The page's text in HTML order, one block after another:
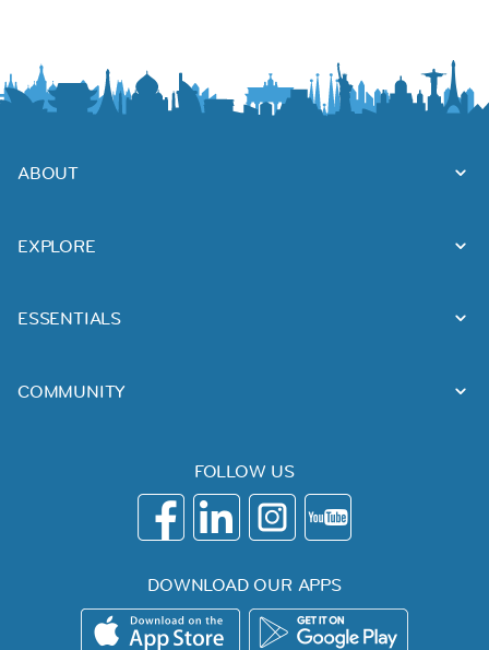
ABOUT
EXPLORE
ESSENTIALS
COMMUNITY
FOLLOW US
DOWNLOAD OUR APPS